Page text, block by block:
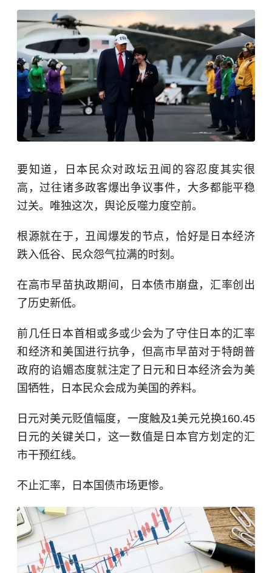
要知道，日本民众对政坛丑闻的容忍度其实很
高，过往诸多政客爆出争议事件，大多都能平稳
过关。唯独这次，舆论反噬力度空前。
根源就在于，丑闻爆发的节点，恰好是日本经济
跌入低谷、民众怨气拉满的时刻。
在高市早苗执政期间，日本债市崩盘，汇率创出
了历史新低。
前几任日本首相或多或少会为了守住日本的汇率
和经济和美国进行抗争，但高市早苗对于特朗普
政府的谄媚态度就注定了日元和日本经济会为美
国牺牲，日本民众会成为美国的养料。
日元对美元贬值幅度，一度触及1美元兑换160.45
日元的关键关口，这一数值是日本官方划定的汇
市干预红线。
不止汇率，日本国债市场更惨。